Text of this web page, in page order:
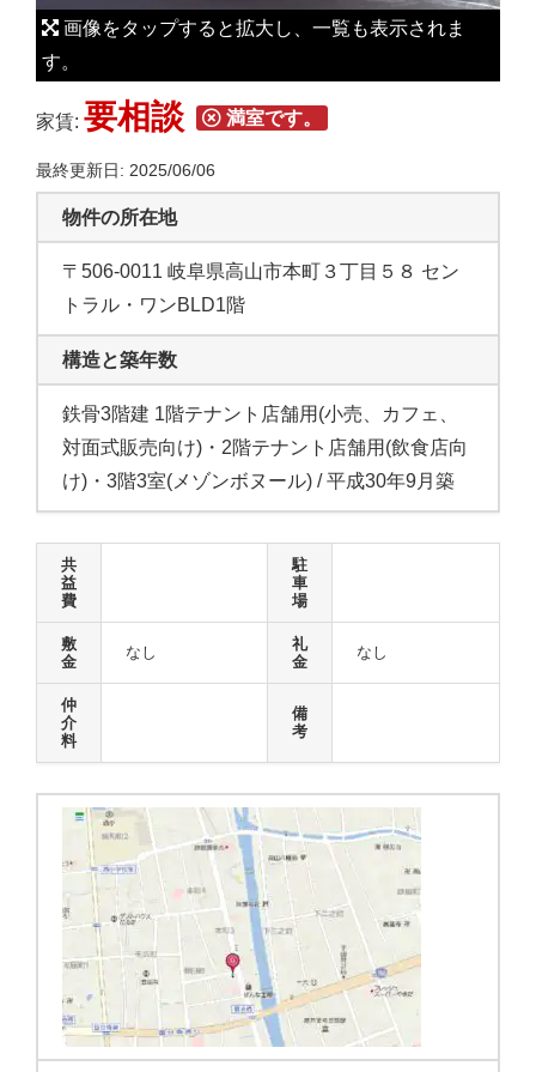
r
m
a
e
画像をタップすると拡大し、一覧も表示されま
す。
家賃: 要相談 満室です。
最終更新日: 2025/06/06
物件の所在地
〒506-0011 岐阜県高山市本町３丁目５８ セン
トラル・ワンBLD1階
構造と築年数
鉄骨3階建 1階テナント店舗用(小売、カフェ、
対面式販売向け)・2階テナント店舗用(飲食店向
け)・3階3室(メゾンボヌール) / 平成30年9月築
共
益
費
駐
車
場
敷
金
なし
礼
金
なし
仲
介
料
備
考